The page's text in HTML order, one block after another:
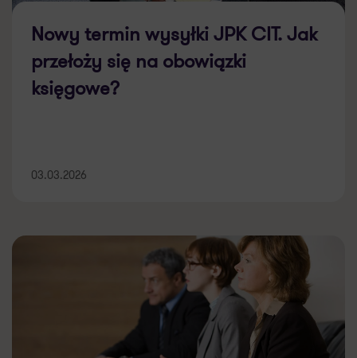
Nowy termin wysyłki JPK CIT. Jak
przełoży się na obowiązki
księgowe?
03.03.2026